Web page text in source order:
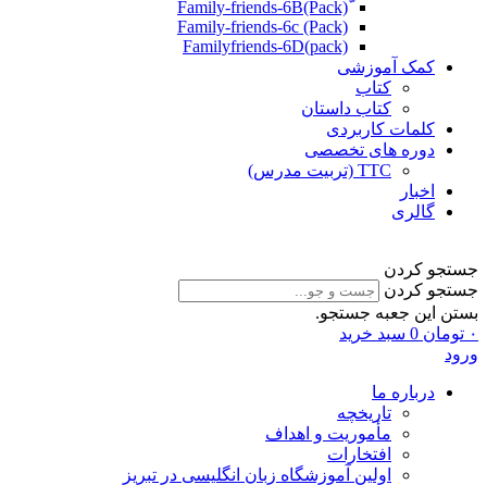
Family-friends-6c (Pack)
Familyfriends-6D(pack)
کمک آموزشی
کتاب
کتاب داستان
کلمات کاربردی
دوره های تخصصی
TTC (تربیت مدرس)
اخبار
گالری
جستجو کردن
جستجو کردن
بستن این جعبه جستجو.
۰ تومان 0 سبد خرید
ورود
درباره ما
تاریخچه
مأموریت و اهداف
افتخارات
اولین آموزشگاه زبان انگلیسی در تبریز